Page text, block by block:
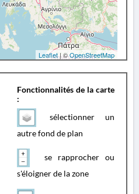
Leaflet| ©OpenStreetMap
Fonctionnalités de la carte
:
sélectionner un
autre fond de plan
se rapprocher ou
s'éloigner de la zone